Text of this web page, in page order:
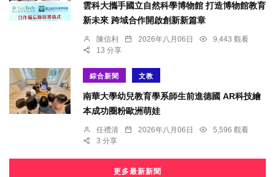
雲科大攜手國立自然科學博物館 打造博物館教育
新未來 跨域合作開啟創新新篇章
陳信利 2026年八月06日
9,443 觀看
13 分享
綜合新聞 文教
南華大學幼兒教育學系師生前進德國 AR科技繪
本成功圈粉歐洲萌娃
任禮清 2026年八月06日
5,596 觀看
3 分享
更多最新新聞